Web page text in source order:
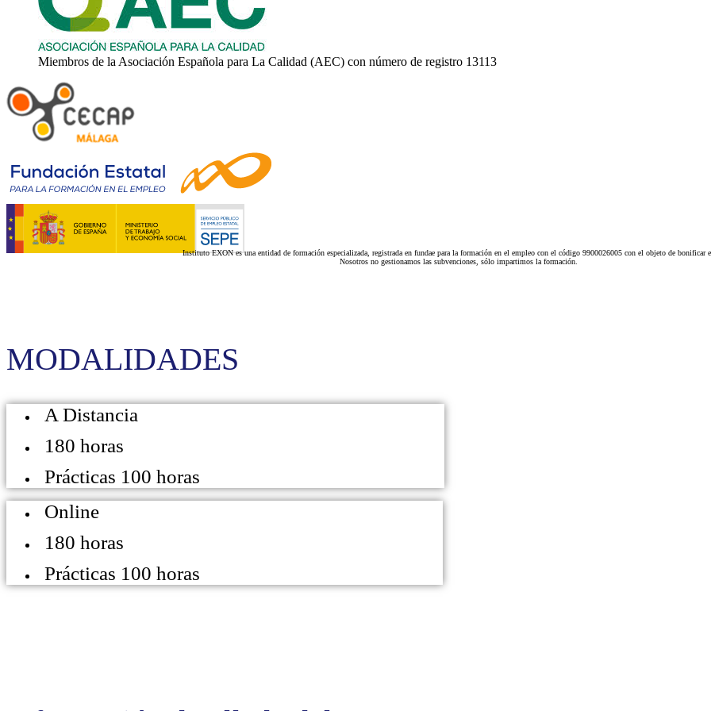
Miembros de la Asociación Española para La Calidad (AEC) con número de registro 13113
Instituto EXON es una entidad de formación especializada, registrada en fundae para la formación en el empleo con el código 9900026005 con el objeto de bonificar
Nosotros no gestionamos las subvenciones, sólo impartimos la formación.
MODALIDADES
A Distancia
180 horas
Prácticas 100 horas
Online
180 horas
Prácticas 100 horas